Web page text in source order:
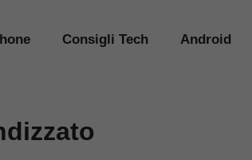
Consigli Tech Android